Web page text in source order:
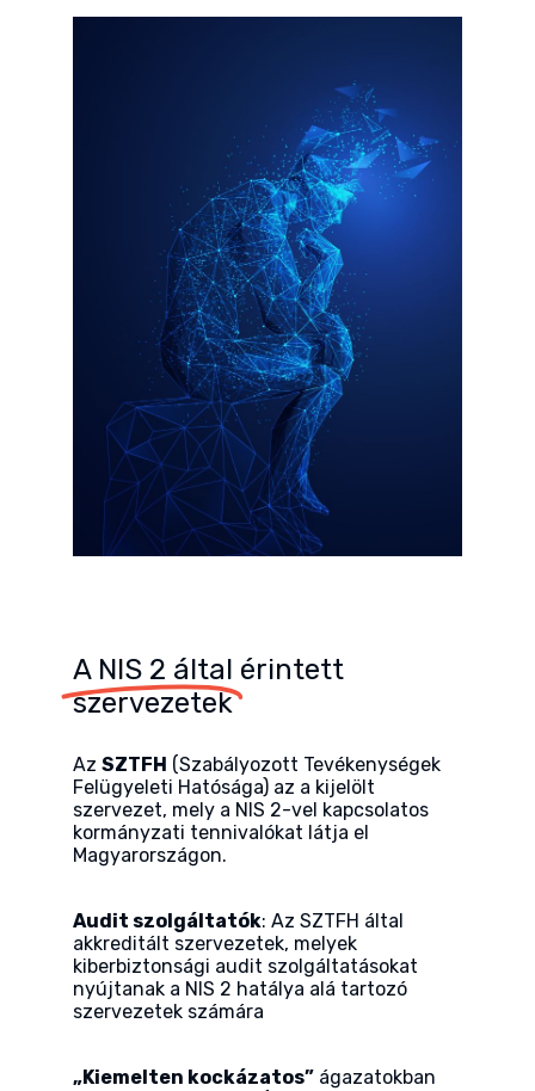
A NIS 2 által érintett
szervezetek
Az SZTFH (Szabályozott Tevékenységek
Felügyeleti Hatósága) az a kijelölt
szervezet, mely a NIS 2-vel kapcsolatos
kormányzati tennivalókat látja el
Magyarországon.
Audit szolgáltatók: Az SZTFH által
akkreditált szervezetek, melyek
kiberbiztonsági audit szolgáltatásokat
nyújtanak a NIS 2 hatálya alá tartozó
szervezetek számára
„Kiemelten kockázatos”ágazatokban